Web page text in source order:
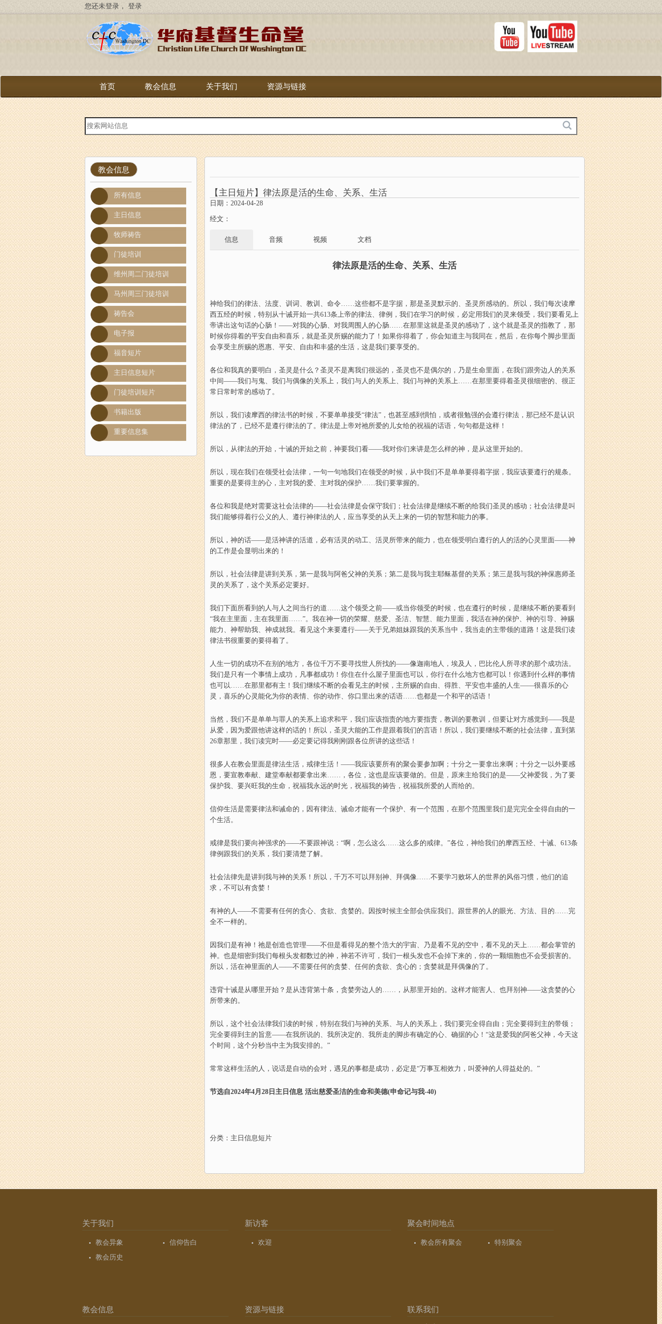
转
您还未登录， 登录
首页 教会信息 关于我们 资源与链接
站
内
搜
索
教会信息
所有信息
主日信息
牧师祷告
门徒培训
维州周二门徒培训
马州周三门徒培训
祷告会
电子报
福音短片
主日信息短片
门徒培训短片
书籍出版
重要信息集
【主日短片】律法原是活的生命、关系、生活
日期：2024-04-28
经文：
信息 音频 视频 文档
律法原是活的生命、关系、生活
神给我们的律法、 法度、 训词 、 教训 、 命令……这些都不是字据， 那是圣灵默示的、 圣灵所感动的。所以，我们每次读摩
西五经的时候，特别从十诫开始一共613条上帝的律法、 律例，我们在学习的时候 ， 必定用我们的灵来领受，我们要看见上
帝讲出这句话的心肠！——对我的心肠、 对我周围人的心肠……在那里这就是圣灵的感动了，这个就是圣灵的指教了，那
时候你得着的平安自由和喜乐，就是圣灵所赐的能力了 ！ 如果你得着了，你会知道主与我同在，然后， 在你每个脚步里面
会享受主所赐的恩惠、 平安、 自由和丰盛的生活， 这是我们要享受的。
各位和我真的要明白，圣灵是什么？圣灵不是离我们很远的 ， 圣灵也不是偶尔的，乃是生命里面 ， 在我们跟旁边人的关系
中间——我们与鬼、 我们与偶像的关系上，我们与人的关系上、 我们与神的关系上……在那里要得着圣灵很细密的、 很正
常日常时常的感动了。
所以，我们读摩西的律法书的时候，不要单单接受“律法”， 也甚至感到惧怕，或者很勉强的会遵行律法，那已经不是认识
律法的了，已经不是遵行律法的了。律法是上帝对祂所爱的儿女给的祝福的话语，句句都是这样！
所以， 从律法的开始，十诫的开始之前， 神要我们看——我对你们来讲是怎么样的神，是从这里开始的。
所以， 现在我们在领受社会法律，一句一句地我们在领受的时候，从中我们不是单单要得着字据，我应该要遵行的规条。
重要的是要得主的心， 主对我的爱、 主对我的保护……我们要掌握的。
各位和我是绝对需要这社会法律的——社会法律是会保守我们；社会法律是继续不断的给我们圣灵的感动；社会法律是叫
我们能够得着行公义的人 、 遵行神律法的人， 应当享受的从天上来的一切的智慧和能力的事。
所以， 神的话——是活神讲的活道，必有活灵的动工、 活灵所带来的能力，也在领受明白遵行的人的活的心灵里面——神
的工作是会显明出来的 ！
所以，社会法律是讲到关系，第一是我与阿爸父神的关系； 第二是我与我主耶稣基督的关系； 第三是我与我的神保惠师圣
灵的关系了，这个关系必定要好。
我们下面所看到的人与人之间当行的道……这个领受之前——或当你领受的时候， 也在遵行的时候，是继续不断的要看到
“我在主里面，主在我里面……”。 我在神一切的荣耀、慈爱、圣洁、智慧、能力里面，我活在神的保护、 神的引导、神赐
能力、神帮助我、 神成就我。看见这个来要遵行——关于兄弟姐妹跟我的关系当中，我当走的主带领的道路 ！ 这是我们读
律法书很重要的要得着了。
人生一切的成功不在别的地方，各位千万不要寻找世人 所找的——像迦南地人，埃及人，巴比伦人所寻求的那个成功法。
我们是只有一个事情上成功 ， 凡事都成功 ！ 你住在什么屋子里面也可以，你行在什么地方也都可以 ！ 你遇到什么样的事情
也可以……在那里都有主 ！ 我们继续不断的会看见主的时候，主所赐的自由、 得胜、 平安也丰盛的人生——很喜乐的心
灵 ， 喜乐的心灵能化为你的表情、 你的动作、 你口里出来的话语……也都是一个和平的话语！
当然，我们不是单单与罪人的关系上追求和平，我们应该指责的地方要指责，教训的要教训，但要让对方感觉到 ——我是
从爱， 因为爱跟他讲这样的话的 ！ 所以，圣灵大能的工作是跟着我们的言语！ 所以， 我们要继续不断的社会法律， 直到第
26章那里，我们读完时——必定要记得我刚刚跟各位所讲的这些话！
很多人在教会里面是律法生活，戒律生活！——我应该要所有的聚会要参加啊； 十分之一要拿出来啊 ； 十分之一以外要感
恩，要宣教奉献、 建堂奉献都要拿出来……， 各位， 这也是应该要做的。但是，原来主给我们的是——父神爱我，为了要
保护我、 要兴旺我的生命 ， 祝福我永远的时光，祝福我的祷告，祝福我所爱的人而给的。
信仰生活是需要律法和诫命的，因有律法、诫命才能有一个保护、 有一个范围，在那个范围里我们是完完全全得自由的一
个生活。
戒律是我们要向神强求的——不要跟神说：“啊， 怎么这么……这么多的戒律。”各位，神给我们的摩西五经、 十诫、 613条
律例跟我们的关系，我们要清楚了解。
社会法律先是讲到我与神的关系！ 所以，千万不可以拜别神、 拜偶像……不要学习败坏人的世界的风俗习惯，他们的追
求， 不可以有贪婪！
有神的人——不需要有任何的贪心、 贪欲、 贪婪的。因按时候主全部会供应我们。跟世界的人的眼光、 方法、 目的……完
全不一样的。
因我们是有神 ！ 祂是创造也管理——不但是看得见的整个浩大的宇宙、 乃是看不见的空中，看不见的天上……都会掌管的
神。也是细密到我们每根头发都数过的神 ， 神若不许可， 我们一根头发也不会掉下来的，你的一颗细胞也不会受损害的。
所以，活在神里面的人——不需要任何的贪婪、 任何的贪欲、 贪心的 ； 贪婪就是拜偶像的了。
违背十诫是从哪里开始？是从违背第十条 ， 贪婪旁边人的……，从那里开始的。这样才能害人 、 也拜别神——这贪婪的心
所带来的。
所以，这个社会法律我们读的时候，特别 在我们与神的关系、 与人的关系上，我们要完全得自由；完全要得到主的带领；
完全要得到主的旨意——在我所说的、 我所决定的、 我所走的脚步有确定的心、 确据的心！“这是爱我的阿爸父神，今天这
个时间，这个分秒当中主为我安排的。 ”
常常这样生活的人，说话是自动的会对， 遇见的事都是成功，必定是“万事互相效力，叫爱神的人得益处的。 ”
节选自2024年4月 28日 主日信息 活出慈爱圣洁的生命和美德(申命记与我-40)
分类： 主日信息短片
关于我们
教会异象
信仰告白
教会历史
新访客
欢迎
聚会时间地点
教会所有聚会 特别聚会
教会信息 资源与链接 联系我们